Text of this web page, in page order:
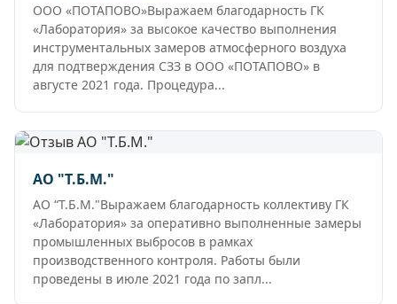
ООО «ПОТАПОВО»Выражаем благодарность ГК
«Лаборатория» за высокое качество выполнения
инструментальных замеров атмосферного воздуха
для подтверждения СЗЗ в ООО «ПОТАПОВО» в
августе 2021 года. Процедура...
АО "Т.Б.М."
АО “Т.Б.М."Выражаем благодарность коллективу ГК
«Лаборатория» за оперативно выполненные замеры
промышленных выбросов в рамках
производственного контроля. Работы были
проведены в июле 2021 года по запл...